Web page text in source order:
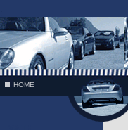
;
HOME